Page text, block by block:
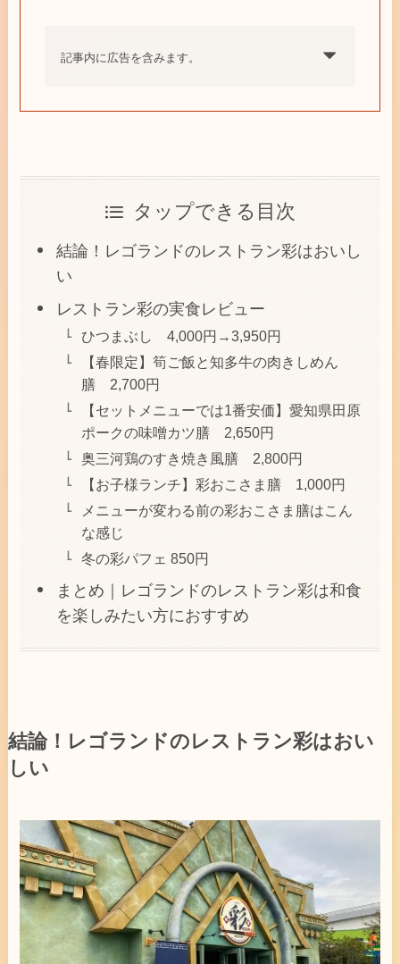
記事内に広告を含みます。
タップできる目次
結論！レゴランドのレストラン彩はおいし
い
レストラン彩の実食レビュー
ひつまぶし 4,000円→3,950円
【春限定】筍ご飯と知多牛の肉きしめん
膳 2,700円
【セットメニューでは1番安価】愛知県田原
ポークの味噌カツ膳 2,650円
奥三河鶏のすき焼き風膳 2,800円
【お子様ランチ】彩おこさま膳 1,000円
メニューが変わる前の彩おこさま膳はこん
な感じ
冬の彩パフェ 850円
まとめ｜レゴランドのレストラン彩は和食
を楽しみたい方におすすめ
結論！レゴランドのレストラン彩はおい
しい